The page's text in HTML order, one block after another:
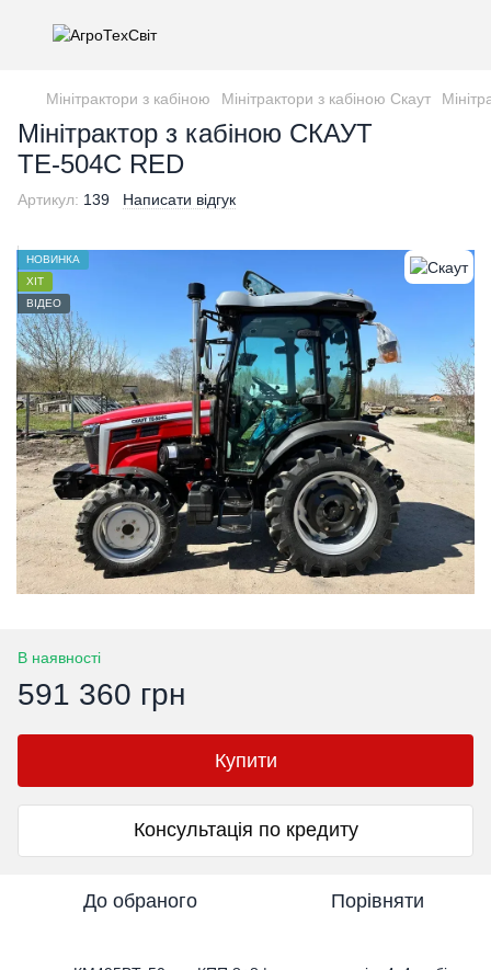
Мінітрактори з кабіною Мінітрактори з кабіною Скаут
Мінітрактор з кабіною СКАУТ
ТЕ-504С RED
Артикул: 139 Написати відгук
НОВИНКА
ХІТ
ВІДЕО
В наявності
591 360 грн
Купити
Консультація по кредиту
До обраного Порівняти